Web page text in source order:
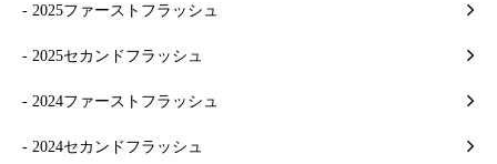
- 2025ファーストフラッシュ
- 2025セカンドフラッシュ
- 2024ファーストフラッシュ
- 2024セカンドフラッシュ